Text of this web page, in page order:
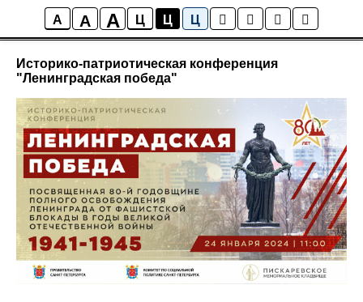
A A A Ц Ц Ц
Новости
Историко-патриотическая конференция
"Ленинградская победа"